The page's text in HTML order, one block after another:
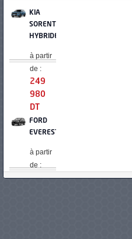
KIA
SORENTO
HYBRIDE
à partir
de :
249
980
DT
FORD
EVEREST
à partir
de :
262